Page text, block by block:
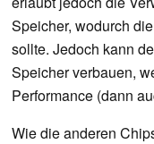
Speicher, wodurch
sollte. Jedoch kann
Speicher verbauen,
Performance (dann
Wie die anderen